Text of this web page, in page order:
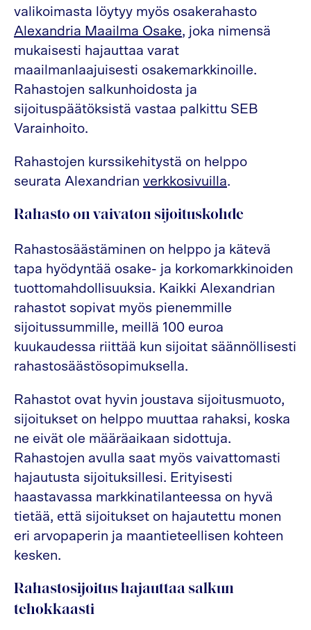
valikoimasta löytyy myös osakerahasto
Alexandria Maailma Osake, joka nimensä
mukaisesti hajauttaa varat
maailmanlaajuisesti osakemarkkinoille.
Rahastojen salkunhoidosta ja
sijoituspäätöksistä vastaa palkittu SEB
Varainhoito.
Rahastojen kurssikehitystä on helppo
seurata Alexandrian verkkosivuilla.
Rahasto on vaivaton sijoituskohde
Rahastosäästäminen on helppo ja kätevä
tapa hyödyntää osake- ja korkomarkkinoiden
tuottomahdollisuuksia. Kaikki Alexandrian
rahastot sopivat myös pienemmille
sijoitussummille, meillä 100 euroa
kuukaudessa riittää kun sijoitat säännöllisesti
rahastosäästösopimuksella.
Rahastot ovat hyvin joustava sijoitusmuoto,
sijoitukset on helppo muuttaa rahaksi, koska
ne eivät ole määräaikaan sidottuja.
Rahastojen avulla saat myös vaivattomasti
hajautusta sijoituksillesi. Erityisesti
haastavassa markkinatilanteessa on hyvä
tietää, että sijoitukset on hajautettu monen
eri arvopaperin ja maantieteellisen kohteen
kesken.
Rahastosijoitus hajauttaa salkun
tehokkaasti